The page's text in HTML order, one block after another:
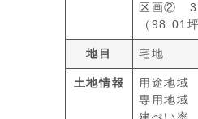
区画②
（98.01坪
地目 宅地
土地情報
用途地域
専用地域